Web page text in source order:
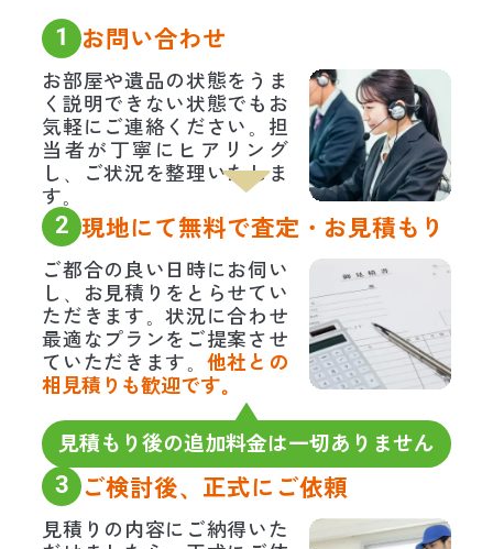
1 お問い合わせ
お部屋や遺品の状態をうま
く説明できない状態でもお
気軽にご連絡ください。担
当者が丁寧にヒアリング
し、ご状況を整理いたしま
す。
2 現地にて無料で査定・お見積もり
ご都合の良い日時にお伺い
し、お見積りをとらせてい
ただきます。状況に合わせ
最適なプランをご提案させ
ていただきます。 他社との
相見積りも歓迎です。
見積もり後の追加料金は一切ありません
3 ご検討後、正式にご依頼
見積りの内容にご納得いた